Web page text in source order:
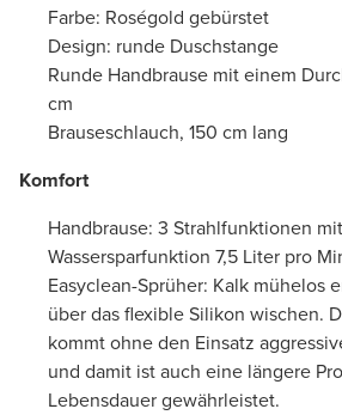
Farbe: Roségold gebürstet
Design: runde Duschstange
Runde Handbrause mit einem
cm
Brauseschlauch, 150 cm lang
Komfort
Handbrause: 3 Strahlfunktionen
Wassersparfunktion 7,5 Liter pro
Easyclean-Sprüher: Kalk mühelos
über das flexible Silikon wischen.
kommt ohne den Einsatz
und damit ist auch eine längere
Lebensdauer gewährleistet.